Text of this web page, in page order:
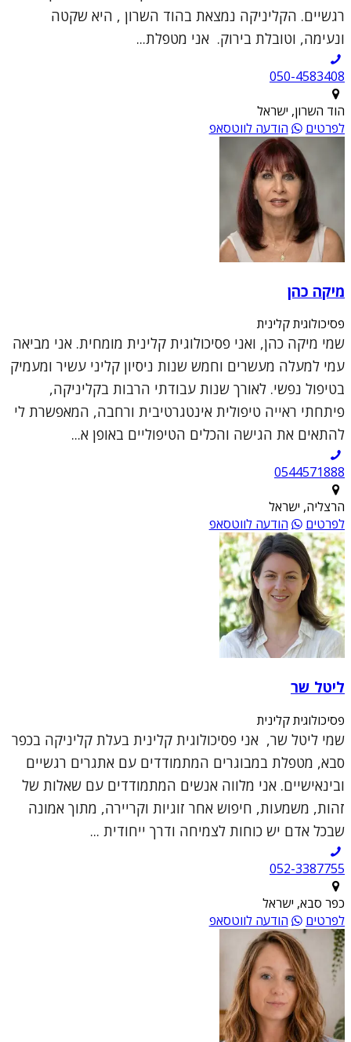
רגשיים. הקליניקה נמצאת בהוד השרון , היא שקטה
ונעימה, וטובלת בירוק. אני מטפלת...
050-4583408
הוד השרון, ישראל
לפרטים
הודעה לווטסאפ
מיקה כהן
פסיכולוגית קלינית
שמי מיקה כהן, ואני פסיכולוגית קלינית מומחית. אני מביאה
עמי למעלה מעשרים וחמש שנות ניסיון קליני עשיר ומעמיק
בטיפול נפשי. לאורך שנות עבודתי הרבות בקליניקה,
פיתחתי ראייה טיפולית אינטגרטיבית ורחבה, המאפשרת לי
להתאים את הגישה והכלים הטיפוליים באופן א...
0544571888
הרצליה, ישראל
לפרטים
הודעה לווטסאפ
ליטל שר
פסיכולוגית קלינית
שמי ליטל שר, אני פסיכולוגית קלינית בעלת קליניקה בכפר
סבא, מטפלת במבוגרים המתמודדים עם אתגרים רגשיים
ובינאישיים. אני מלווה אנשים המתמודדים עם שאלות של
זהות, משמעות, חיפוש אחר זוגיות וקריירה, מתוך אמונה
שבכל אדם יש כוחות לצמיחה ודרך ייחודית ...
052-3387755
כפר סבא, ישראל
לפרטים
הודעה לווטסאפ